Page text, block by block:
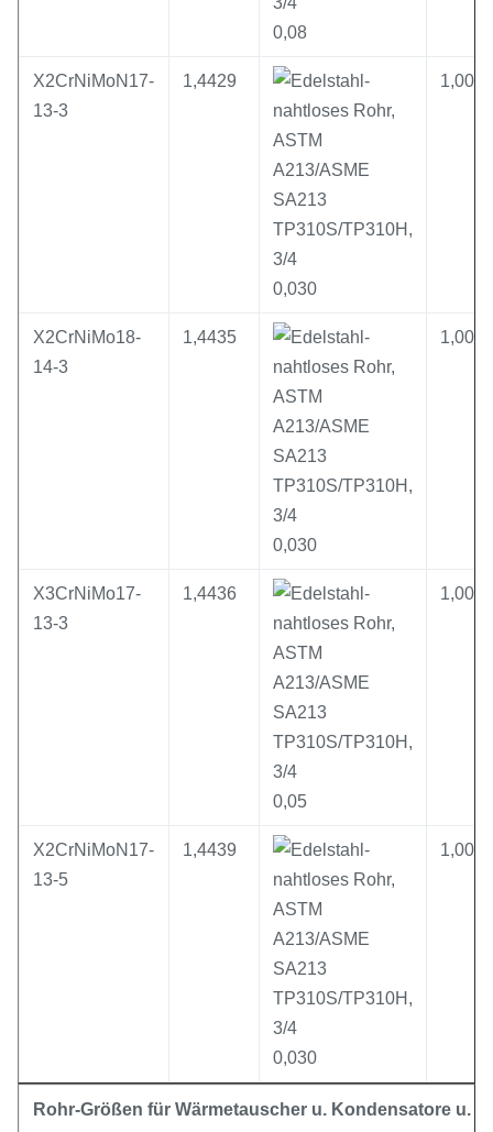
0,08
X2CrNiMoN17-
13-3
1,4429
0,030
1,00
X2CrNiMo18-
14-3
1,4435
0,030
1,00
X3CrNiMo17-
13-3
1,4436
0,05
1,00
X2CrNiMoN17-
13-5
1,4439
0,030
1,00
Rohr-Größen für Wärmetauscher u. Kondensatore u.